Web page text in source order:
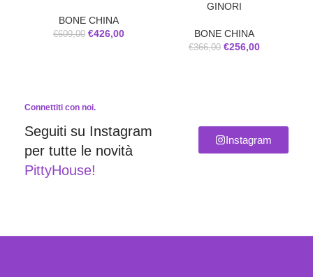
BONE CHINA
€609,00 €426,00
GINORI
BONE CHINA
€366,00 €256,00
Connettiti con noi.
Seguiti su Instagram
per tutte le novità
PittyHouse!
Instagram